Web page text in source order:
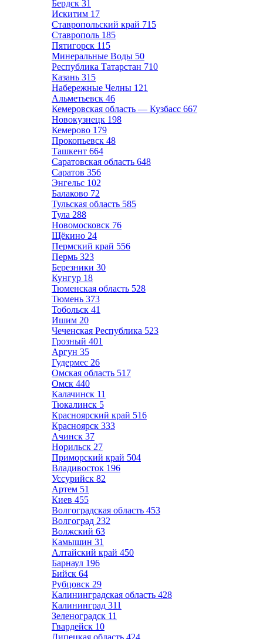
Бердск 31
Искитим 17
Ставропольский край 715
Ставрополь 185
Пятигорск 115
Минеральные Воды 50
Республика Татарстан 710
Казань 315
Набережные Челны 121
Альметьевск 46
Кемеровская область — Кузбасс 667
Новокузнецк 198
Кемерово 179
Прокопьевск 48
Ташкент 664
Саратовская область 648
Саратов 356
Энгельс 102
Балаково 72
Тульская область 585
Тула 288
Новомосковск 76
Щёкино 24
Пермский край 556
Пермь 323
Березники 30
Кунгур 18
Тюменская область 528
Тюмень 373
Тобольск 41
Ишим 20
Чеченская Республика 523
Грозный 401
Аргун 35
Гудермес 26
Омская область 517
Омск 440
Калачинск 11
Тюкалинск 5
Красноярский край 516
Красноярск 333
Ачинск 37
Норильск 27
Приморский край 504
Владивосток 196
Уссурийск 82
Артем 51
Киев 455
Волгоградская область 453
Волгоград 232
Волжский 63
Камышин 31
Алтайский край 450
Барнаул 196
Бийск 64
Рубцовск 29
Калининградская область 428
Калининград 311
Зеленоградск 11
Гвардейск 10
Липецкая область 424